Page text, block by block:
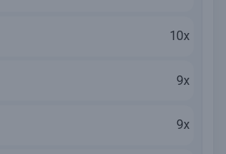
10x
9x
9x